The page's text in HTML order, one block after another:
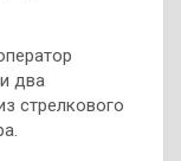
два
стрелкового